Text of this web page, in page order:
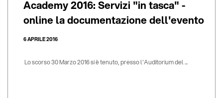
Academy 2016: Servizi "in tasca" -
online la documentazione dell'evento
6 APRILE 2016
Lo scorso 30 Marzo 2016 si è tenuto, presso l'Auditorium del ...